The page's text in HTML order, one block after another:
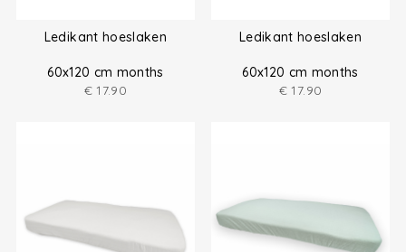
Ledikant hoeslaken
60x120 cm months
€ 17.90
Ledikant hoeslaken
60x120 cm months
€ 17.90